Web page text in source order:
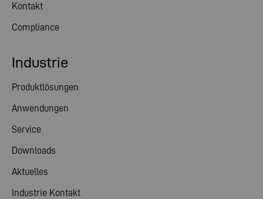
Kontakt
Compliance
Industrie
Produktlösungen
Anwendungen
Service
Downloads
Aktuelles
Industrie Kontakt